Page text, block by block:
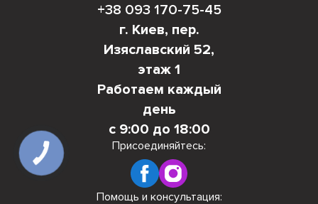
+38 093 170-75-45
г. Киев, пер.
Изяславский 52,
этаж 1
Работаем каждый
день
с 9:00 до 18:00
Присоединяйтесь:
Помощь и консультация:
КНОПКА
СВЯЗИ